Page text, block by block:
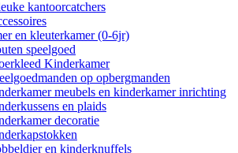
kantoorcatchers
en kleuterkamer (0-6jr)
speelgoed
Kinderkamer
op opbergmanden
meubels en kinderkamer inrichting
en plaids
decoratie
en kinderknuffels